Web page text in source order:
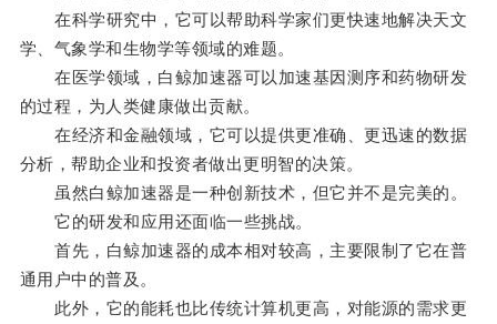
在科学研究中，它可以帮助科学家们更快速地解决天文
学、气象学和生物学等领域的难题。
在医学领域，白鲸加速器可以加速基因测序和药物研发
的过程，为人类健康做出贡献。
在经济和金融领域，它可以提供更准确、更迅速的数据
分析，帮助企业和投资者做出更明智的决策。
虽然白鲸加速器是一种创新技术，但它并不是完美的。
它的研发和应用还面临一些挑战。
首先，白鲸加速器的成本相对较高，主要限制了它在普
通用户中的普及。
此外，它的能耗也比传统计算机更高，对能源的需求更